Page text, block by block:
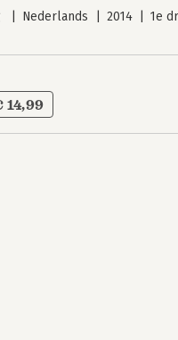
Nederlands 2014 1e
14,99